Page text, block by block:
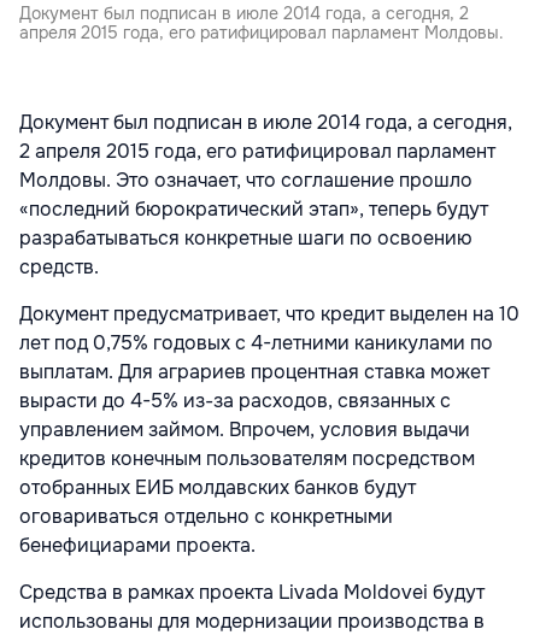
Документ был подписан в июле 2014 года, а сегодня, 2
апреля 2015 года, его ратифицировал парламент Молдовы.
Документ был подписан в июле 2014 года, а сегодня,
2 апреля 2015 года, его ратифицировал парламент
Молдовы. Это означает, что соглашение прошло
«последний бюрократический этап», теперь будут
разрабатываться конкретные шаги по освоению
средств.
Документ предусматривает, что кредит выделен на 10
лет под 0,75% годовых с 4-летними каникулами по
выплатам. Для аграриев процентная ставка может
вырасти до 4-5% из-за расходов, связанных с
управлением займом. Впрочем, условия выдачи
кредитов конечным пользователям посредством
отобранных ЕИБ молдавских банков будут
оговариваться отдельно с конкретными
бенефициарами проекта.
Средства в рамках проекта Livada Moldovei будут
использованы для модернизации производства в